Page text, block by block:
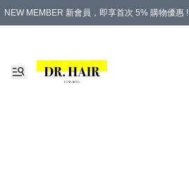
NEW MEMBER 新會員，即享首次 5% 購物優惠 !